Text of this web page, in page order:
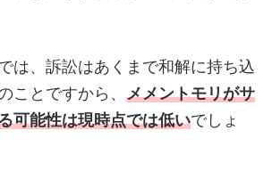
は、訴訟はあくまで和解に持ち込
ことですから、 メメントモリがサ
可能性は現時点では低いでしょ